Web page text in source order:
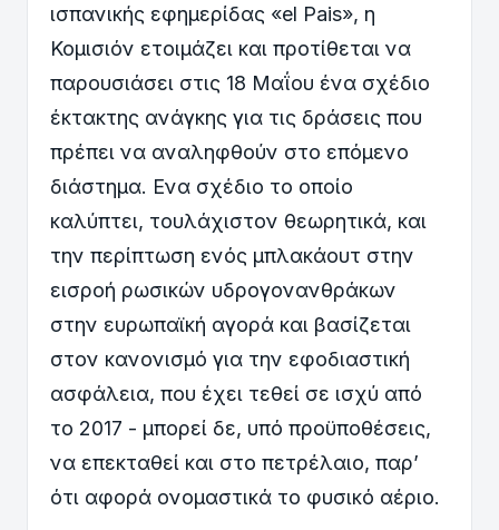
ισπανικής εφημερίδας «el Pais», η
Κομισιόν ετοιμάζει και προτίθεται να
παρουσιάσει στις 18 Μαΐου ένα σχέδιο
έκτακτης ανάγκης για τις δράσεις που
πρέπει να αναληφθούν στο επόμενο
διάστημα. Ενα σχέδιο το οποίο
καλύπτει, τουλάχιστον θεωρητικά, και
την περίπτωση ενός μπλακάουτ στην
εισροή ρωσικών υδρογονανθράκων
στην ευρωπαϊκή αγορά και βασίζεται
στον κανονισμό για την εφοδιαστική
ασφάλεια, που έχει τεθεί σε ισχύ από
το 2017 - μπορεί δε, υπό προϋποθέσεις,
να επεκταθεί και στο πετρέλαιο, παρ’
ότι αφορά ονομαστικά το φυσικό αέριο.